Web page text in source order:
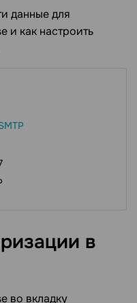
данные для
и как настроить
в
во вкладку